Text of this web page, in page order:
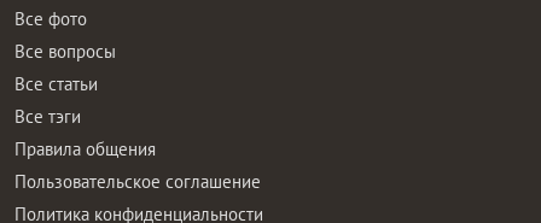
Все фото
Все вопросы
Все статьи
Все тэги
Правила общения
Пользовательское соглашение
Политика конфиденциальности